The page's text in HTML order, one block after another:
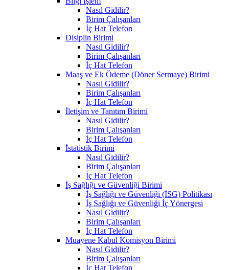
Nasıl Gidilir?
Birim Çalışanları
İç Hat Telefon
Disiplin Birimi
Nasıl Gidilir?
Birim Çalışanları
İç Hat Telefon
Maaş ve Ek Ödeme (Döner Sermaye) Birimi
Nasıl Gidilir?
Birim Çalışanları
İç Hat Telefon
İletişim ve Tanıtım Birimi
Nasıl Gidilir?
Birim Çalışanları
İç Hat Telefon
İstatistik Birimi
Nasıl Gidilir?
Birim Çalışanları
İç Hat Telefon
İş Sağlığı ve Güvenliği Birimi
İş Sağlığı ve Güvenliği (İSG) Politikası
İş Sağlığı ve Güvenliği İç Yönergesi
Nasıl Gidilir?
Birim Çalışanları
İç Hat Telefon
Muayene Kabul Komisyon Birimi
Nasıl Gidilir?
Birim Çalışanları
İç Hat Telefon